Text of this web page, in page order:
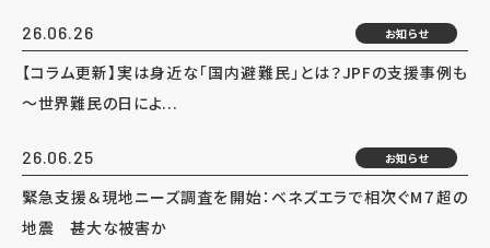
26.06.26 お知らせ
【コラム更新】実は身近な「国内避難民」とは？JPFの支援事例も
～世界難民の日によ...
26.06.25 お知らせ
緊急支援＆現地ニーズ調査を開始：ベネズエラで相次ぐM７超の
地震 甚大な被害か